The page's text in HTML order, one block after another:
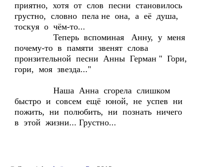
приятно, хотя от слов песни становилось
грустно, словно пела не она, а её душа,
тоскуя о чём-то...
Теперь вспоминая Анну, у меня
почему-то в памяти звенят слова
пронзительной песни Анны Герман " Гори,
гори, моя звезда..."
Наша Анна сгорела слишком
быстро и совсем ещё юной, не успев ни
пожить, ни полюбить, ни познать ничего
в этой жизни... Грустно...